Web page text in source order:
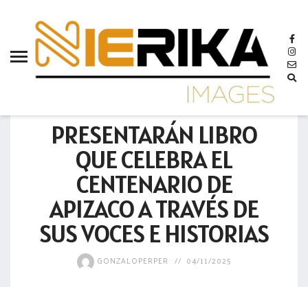
PRESENTARÁN LIBRO
QUE CELEBRA EL
CENTENARIO DE
APIZACO A TRAVÉS DE
SUS VOCES E HISTORIAS
GONZALOPERPER 04/11/2025
aamtlax
abanderamiento